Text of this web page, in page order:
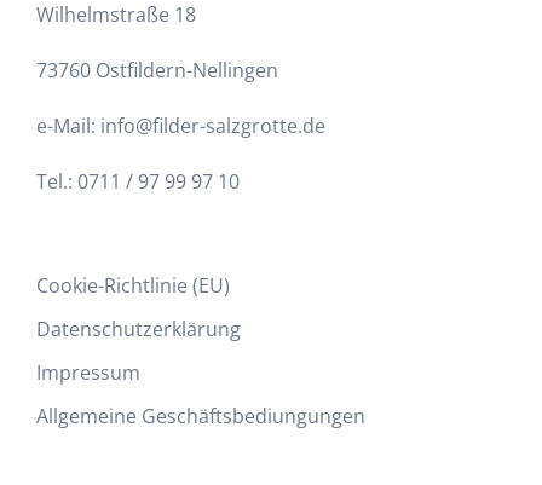
Wilhelmstraße 18
73760 Ostfildern-Nellingen
e-Mail: info@filder-salzgrotte.de
Tel.: 0711 / 97 99 97 10
Cookie-Richtlinie (EU)
Datenschutzerklärung
Impressum
Allgemeine Geschäftsbediungungen